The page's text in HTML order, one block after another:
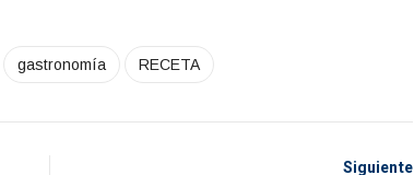
gastronomía RECETA
Siguiente